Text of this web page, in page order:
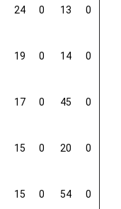
24 0 13 0
19 0 14 0
17 0 45 0
15 0 20 0
15 0 54 0